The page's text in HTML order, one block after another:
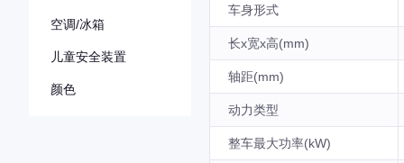
空调/冰箱
儿童安全装置
颜色
车身形式
长x宽x高(mm)
轴距(mm)
动力类型
整车最大功率(kW)